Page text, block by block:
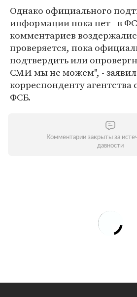
Однако официального
информации пока нет - в
комментариев
проверяется, пока
подтвердить или
СМИ мы не можем", - заявил
корреспонденту
ФСБ.
Комментарии закрыты за
давности